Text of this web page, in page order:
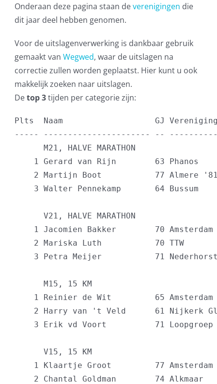
Onderaan deze pagina staan deverenigingen die
dit jaar deel hebben genomen.
Voor de uitslagenverwerking is dankbaar gebruik
gemaakt van Wegwed, waar de uitslagen na
correctie zullen worden geplaatst. Hier kunt u ook
makkelijk zoeken naar uitslagen.
Detop 3tijden per categorie zijn:
Plts  Naam                   GJ
----- ---------------------- --
      M21, HALVE MARATHON
1 Gerard van Rijn        63 Phanos
2 Martijn Boot           77 Almere
3 Walter Pennekamp       64 Bussum
      V21, HALVE MARATHON
1 Jacomien Bakker        70 Amsterdam
2 Mariska Luth           70 TTW
3 Petra Meijer           71
      M15, 15 KM
1 Reinier de Wit         65 Amsterdam
2 Harry van 't Veld      61 Nijkerk
3 Erik vd Voort          71 Loopgroep
      V15, 15 KM
1 Klaartje Groot         77 Amsterdam
2 Chantal Goldman        74 Alkmaar